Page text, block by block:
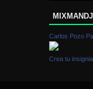
MIXMANDJ
Carlos Pozo
Crea tu insignia